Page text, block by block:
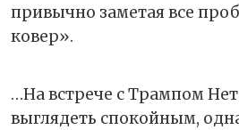
привычно заметая все
ковер».
…На встрече с Трампом
выглядеть спокойным,